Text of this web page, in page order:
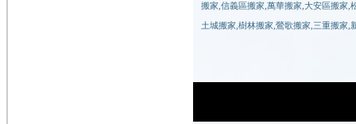
搬家,信義區搬家,萬華搬家,大安區搬家,
土城搬家,樹林搬家,鶯歌搬家,三重搬家,